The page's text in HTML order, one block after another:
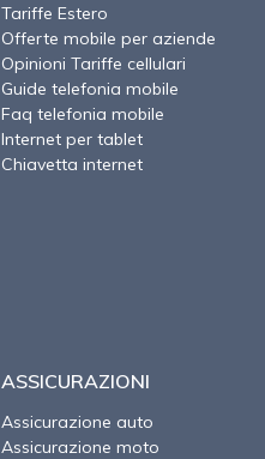
Tariffe Estero
Offerte mobile per aziende
Opinioni Tariffe cellulari
Guide telefonia mobile
Faq telefonia mobile
Internet per tablet
Chiavetta internet
ASSICURAZIONI
Assicurazione auto
Assicurazione moto